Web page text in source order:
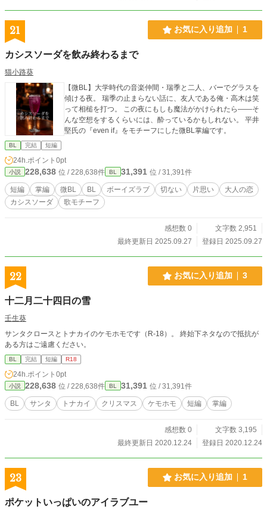
21 お気に入り追加 1
カシスソーダを飲み終わるまで
猫小路葵
【微BL】大学時代の音楽仲間・瑞季と二人、バーでグラスを
傾ける夜。 瑞季の止まらない話に、友人である俺・高木は笑
って相槌を打つ。 この夜にもしも魔法がかけられたら――そ
んな空想をするくらいには、酔っているかもしれない。 平井
堅氏の『even if』をモチーフにした微BL掌編です。
BL 完結 短編
24h.ポイント 0pt
小説 228,638 位 / 228,638件 BL 31,391 位 / 31,391件
短編 掌編 微BL BL ボーイズラブ 切ない 片思い
大人の恋
カシスソーダ
歌モチーフ
感想数 0
文字数 2,951
最終更新日 2025.09.27
登録日 2025.09.27
22 お気に入り追加 3
十二月二十四日の雪
壬生葵
サンタクロースとトナカイのケモホモです（R-18）。 終始下ネタなので抵抗が
ある方はご遠慮ください。
BL 完結 短編 R18
24h.ポイント 0pt
小説 228,638 位 / 228,638件 BL 31,391 位 / 31,391件
BL サンタ トナカイ クリスマス ケモホモ 短編 掌編
感想数 0
文字数 3,195
最終更新日 2020.12.24
登録日 2020.12.24
23 お気に入り追加 1
ポケットいっぱいのアイラブユー